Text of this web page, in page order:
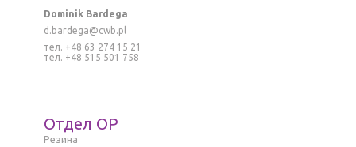
Dominik Bardega
d.bardega@cwb.pl
тел. +48 63 274 15 21
тел. +48 515 501 758
Отдел ОР
Резина